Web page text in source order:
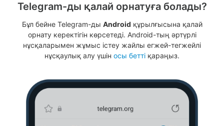
Telegram-ды қалай орнатуға болады?
Бұл бейне Telegram-ды Android құрылғысына қалай
орнату керектігін көрсетеді. Android-тың әртүрлі
нұсқаларымен жұмыс істеу жайлы егжей-тегжейлі
нұсқаулық алу үшін осы бетті қараңыз.